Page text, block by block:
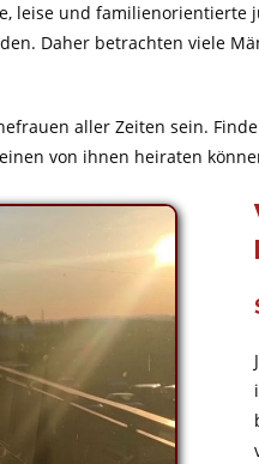
leise und
Daher betrachten viele
aller Zeiten sein.
von ihnen heiraten